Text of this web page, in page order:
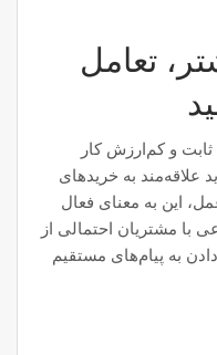
تعامل
و کم‌ارزش کار
علاقه‌مند به خریدهای
این به معنای فعال
با مشتریان احتمالی از
به پیام‌های مستقیم